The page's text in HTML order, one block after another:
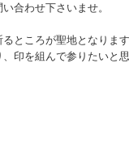
合わせ下さいませ。
ところが聖地となりま
印を組んで参りたいと